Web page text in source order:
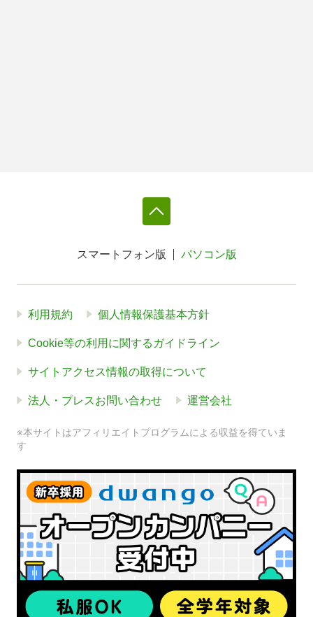
スマートフォン版 パソコン版
利用規約 個人情報保護基本方針
Cookie等の利用に関するガイドライン
サイトアクセス情報の取得について
法人・プレスお問い合わせ 運営会社
※本サイトはアフィリエイトプログラムによる収益を得ていま
す